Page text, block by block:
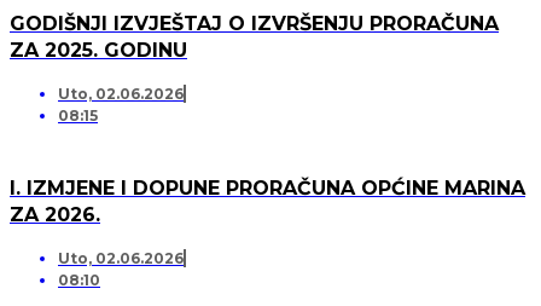
GODIŠNJI IZVJEŠTAJ O IZVRŠENJU PRORAČUNA
ZA 2025. GODINU
Uto, 02.06.2026
08:15
I. IZMJENE I DOPUNE PRORAČUNA OPĆINE MARINA
ZA 2026.
Uto, 02.06.2026
08:10